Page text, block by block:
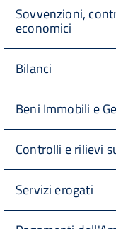
Sovvenzioni,
economici
Bilanci
Beni Immobili e
Controlli e rilievi
Servizi erogati